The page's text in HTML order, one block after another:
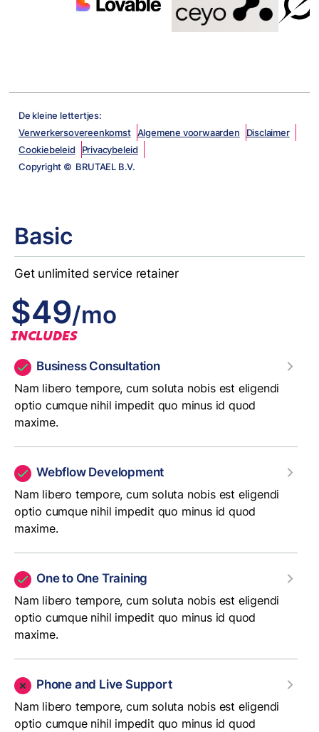
De kleine lettertjes:
Verwerkersovereenkomst Algemene voorwaarden
Disclaimer
Cookiebeleid
Privacybeleid
Copyright © BRUTAEL B.V.
Basic
Get unlimited service retainer
$49/mo
INCLUDES
Business Consultation
Nam libero tempore, cum soluta nobis est eligendi
optio cumque nihil impedit quo minus id quod
maxime.
Webflow Development
Nam libero tempore, cum soluta nobis est eligendi
optio cumque nihil impedit quo minus id quod
maxime.
One to One Training
Nam libero tempore, cum soluta nobis est eligendi
optio cumque nihil impedit quo minus id quod
maxime.
Phone and Live Support
Nam libero tempore, cum soluta nobis est eligendi
optio cumque nihil impedit quo minus id quod